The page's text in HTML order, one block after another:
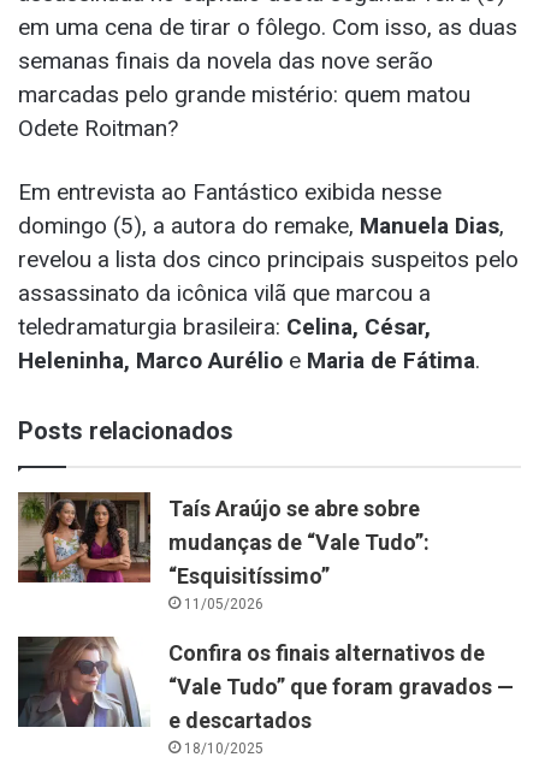
em uma cena de tirar o fôlego. Com isso, as duas
semanas finais da novela das nove serão
marcadas pelo grande mistério: quem matou
Odete Roitman?
Em entrevista ao Fantástico exibida nesse
domingo (5), a autora do remake, Manuela Dias,
revelou a lista dos cinco principais suspeitos pelo
assassinato da icônica vilã que marcou a
teledramaturgia brasileira: Celina, César,
Heleninha, Marco Aurélio e Maria de Fátima.
Posts relacionados
Taís Araújo se abre sobre
mudanças de “Vale Tudo”:
“Esquisitíssimo”
11/05/2026
Confira os finais alternativos de
“Vale Tudo” que foram gravados —
e descartados
18/10/2025